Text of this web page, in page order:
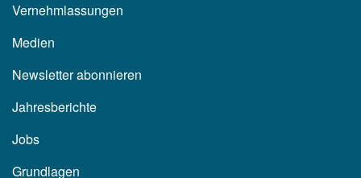
Vernehmlassungen
Medien
Newsletter abonnieren
Jahresberichte
Jobs
Grundlagen